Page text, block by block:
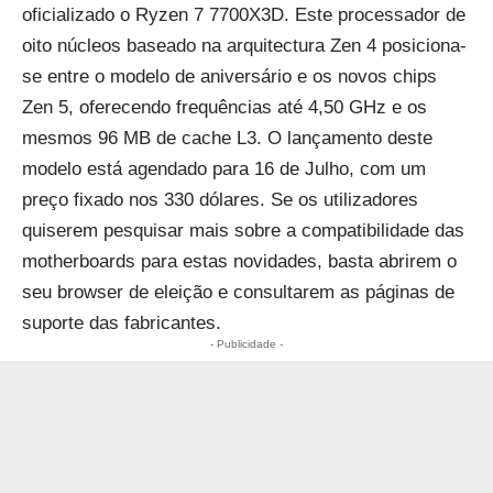
oficializado o Ryzen 7 7700X3D. Este processador de
oito núcleos baseado na arquitectura Zen 4 posiciona-
se entre o modelo de aniversário e os novos chips
Zen 5, oferecendo frequências até 4,50 GHz e os
mesmos 96 MB de cache L3. O lançamento deste
modelo está agendado para 16 de Julho, com um
preço fixado nos 330 dólares. Se os utilizadores
quiserem pesquisar mais sobre a compatibilidade das
motherboards para estas novidades, basta abrirem o
seu browser de eleição e consultarem as páginas de
suporte das fabricantes.
- Publicidade -